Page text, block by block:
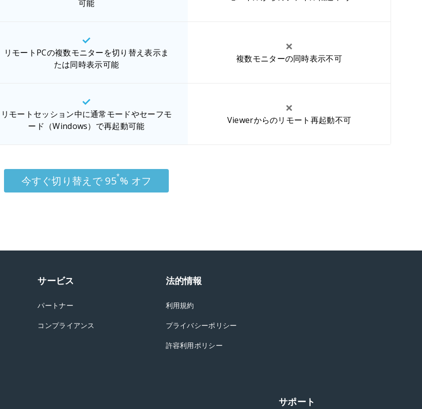
可能
リモートPCの複数モニターを切り替え表示ま
たは同時表示可能
複数モニターの同時表示不可
リモートセッション中に通常モードやセーフモ
ード（Windows）で再起動可能
Viewerからのリモート再起動不可
今すぐ切り替えで 95*% オフ
サービス
パートナー
コンプライアンス
法的情報
利用規約
プライバシーポリシー
許容利用ポリシー
サポート